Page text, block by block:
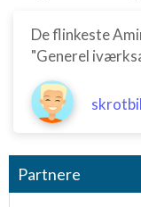
De flinkeste
"Generel
skrotbil
Partnere